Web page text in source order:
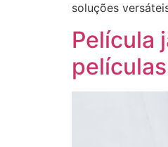
soluções
Película
películas